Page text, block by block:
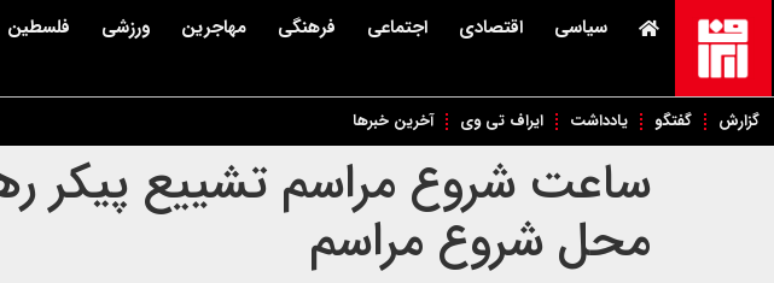
سیاسی اقتصادی اجتماعی فرهنگی مهاجرین ورزشی فلسطین
گزارش گفتگو یادداشت ایراف تی وی آخرین خبرها
ساعت شروع مراسم تشییع پیکر
محل شروع مراسم